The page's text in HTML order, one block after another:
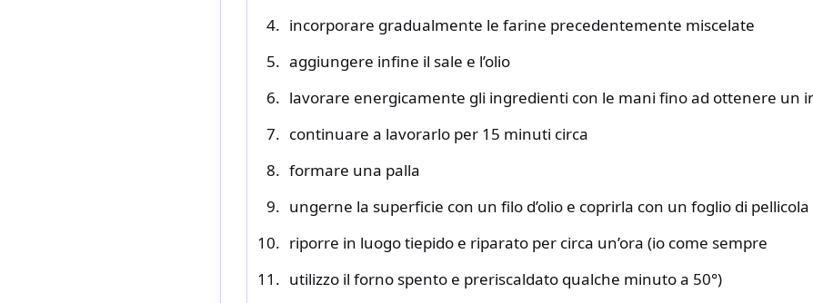
incorporare gradualmente le farine precedentemente miscelate
aggiungere infine il sale e l’olio
lavorare energicamente gli ingredienti con le mani fino ad ottenere un
continuare a lavorarlo per 15 minuti circa
formare una palla
ungerne la superficie con un filo d’olio e coprirla con un foglio di pellicola
riporre in luogo tiepido e riparato per circa un’ora (io come sempre
utilizzo il forno spento e preriscaldato qualche minuto a 50°)